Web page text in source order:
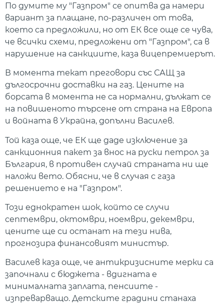
По думите му "Газпром" се опитва да намери
вариант за плащане, по-различен от това,
което са предложили, но от ЕК все още се чува,
че всички схеми, предложени от "Газпром", са в
нарушение на санкциите, каза вицепремиерът.
В момента текат преговори със САЩ за
дългосрочни доставки на газ. Цените на
борсата в момента не са нормални, дължат се
на повишеното търсене от страна на Европа
и войната в Украйна, допълни Василев.
Той каза още, че ЕК ще даде изключение за
санкционния пакет за внос на руски петрол за
България, в противен случай страната ни ще
наложи вето. Обясни, че в случая с газа
решението е на "Газпром".
Този еднократен шок, който се случи
септември, октомври, ноември, декември,
цените ще си останат на тези нива,
прогнозира финансовият министър.
Василев каза още, че антикризисните мерки са
започнали с бюджета - вдигната е
минималната заплата, пенсиите -
изпреварващо. Детските градини станаха